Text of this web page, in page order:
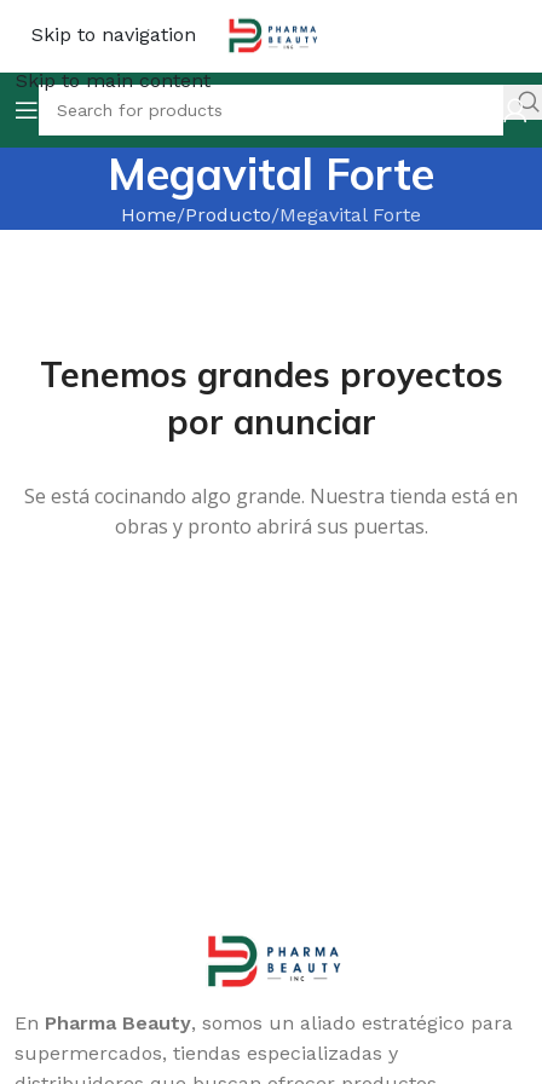
Skip to navigation
Skip to main content
Megavital Forte
Home Producto Megavital Forte
Tenemos grandes proyectos
por anunciar
Se está cocinando algo grande. Nuestra tienda está en
obras y pronto abrirá sus puertas.
En Pharma Beauty, somos un aliado estratégico para
supermercados, tiendas especializadas y